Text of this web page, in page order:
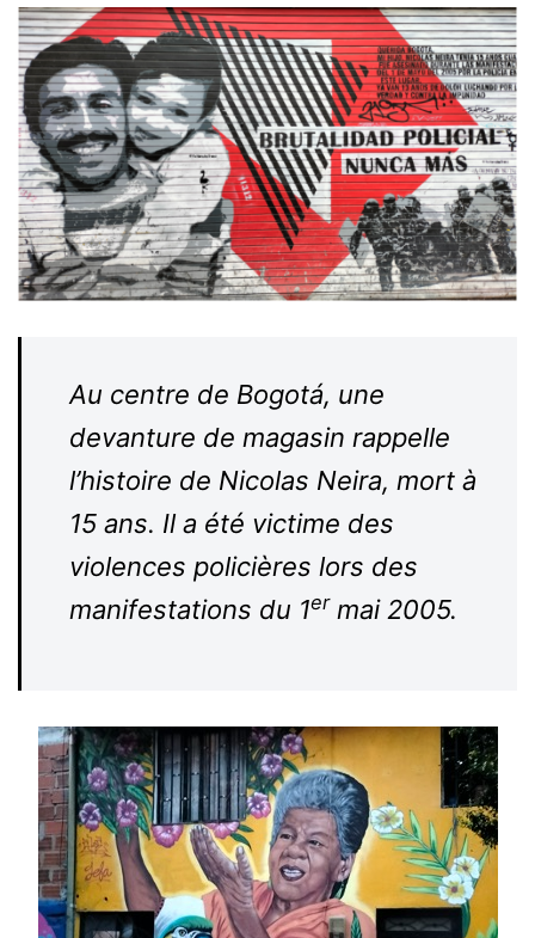
Au centre de Bogotá, une
devanture de magasin rappelle
l’histoire de Nicolas Neira, mort à
15 ans. Il a été victime des
violences policières lors des
manifestations du 1ermai 2005.